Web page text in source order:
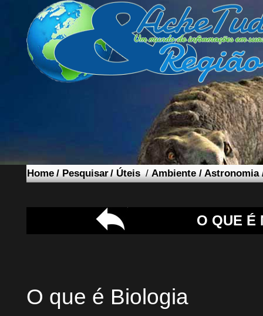
Home/Pesquisar/Úteis/Ambiente /Astronomia
O QUE É
O que é Biologia